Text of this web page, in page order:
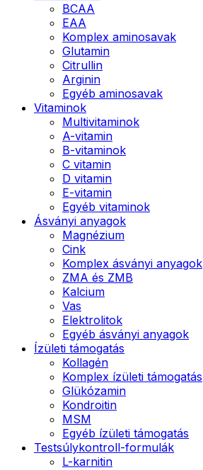
BCAA
EAA
Komplex aminosavak
Glutamin
Citrullin
Arginin
Egyéb aminosavak
Vitaminok
Multivitaminok
A-vitamin
B-vitaminok
C vitamin
D vitamin
E-vitamin
Egyéb vitaminok
Ásványi anyagok
Magnézium
Cink
Komplex ásványi anyagok
ZMA és ZMB
Kalcium
Vas
Elektrolitok
Egyéb ásványi anyagok
Ízületi támogatás
Kollagén
Komplex ízületi támogatás
Glükózamin
Kondroitin
MSM
Egyéb ízületi támogatás
Testsúlykontroll-formulák
L-karnitin